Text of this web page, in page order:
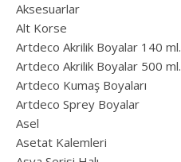
Aksesuarlar
Alt Korse
Artdeco Akrilik Boyalar 140 ml.
Artdeco Akrilik Boyalar 500 ml.
Artdeco Kumaş Boyaları
Artdeco Sprey Boyalar
Asel
Asetat Kalemleri